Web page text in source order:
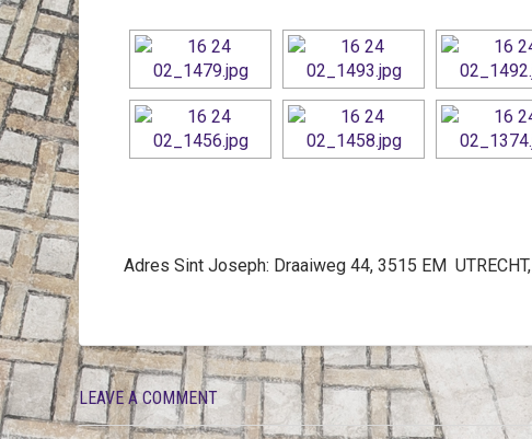
Adres Sint Joseph: Draaiweg 44, 3515 EM UTRECHT,
LEAVE A COMMENT